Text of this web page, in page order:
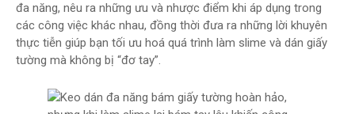
đa năng, nêu ra những ưu và nhược điểm khi áp dụng trong
các công việc khác nhau, đồng thời đưa ra những lời khuyên
thực tiễn giúp bạn tối ưu hoá quá trình làm slime và dán giấy
tường mà không bị “đơ tay”.